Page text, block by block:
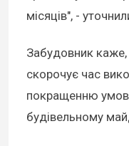
місяців", -
Забудовник каже,
скорочує час
покращенню умов
будівельному